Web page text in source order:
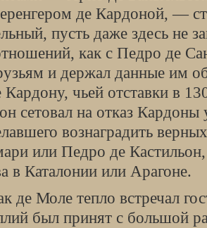
де Кардоной, —
пусть даже здесь не
как с Педро де
и держал данные им
Кардону, чьей от­ставки в
сето­вал на отказ Кардоны
вознаградить
или Педро де Кастильон,
в Каталонии или Арагоне.
де Моле тепло встречал
был принят с большой